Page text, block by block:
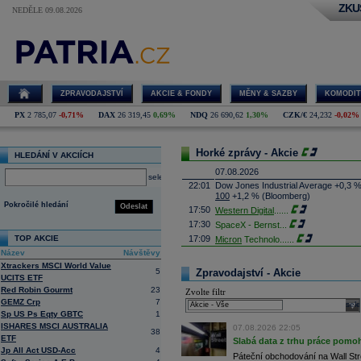
NEDĚLE 09.08.2026
ZPRAVODAJSTVÍ AKCIE & FONDY MĚNY & SAZBY
PX 2 785,07 -0,71% DAX 26 319,45 0,69% NDQ 26 690,62 1,30% CZK/€ 24,232 -0,02%
HLEDÁNÍ V AKCIÍCH
select
Odeslat
Pokročilé hledání
TOP AKCIE
Název
Návštěvy
Xtrackers MSCI World Value
UCITS ETF
5
Red Robin Gourmt
23
GEMZ Crp
7
Sp US Ps Eqty GBTC
1
ISHARES MSCI AUSTRALIA
ETF
38
Jp All Act USD-Acc
4
Horké zprávy - Akcie
07.08.2026
22:01
Dow Jones Industrial Average +0,3
100 +1,2 % (Bloomberg)
17:50 Western Digital
17:30 SpaceX - Bernst
17:09 Micron Technolo
16:26
Objem obchodů s akciemi na
obchodů za poslední rok je 0,665
16:23 Zvýšení výroby balistických střel
nějakou dobu potrvá. Agentuře
Armin Papperger. Společná výroba
doplnit arzenál Spojeným státům,
(ČTK)
16:07 Conocophillips
Zpravodajství - Akcie
Zvolte filtr
07.08.2026 22:05
Slabá data z trhu práce
Páteční obchodování na Wall